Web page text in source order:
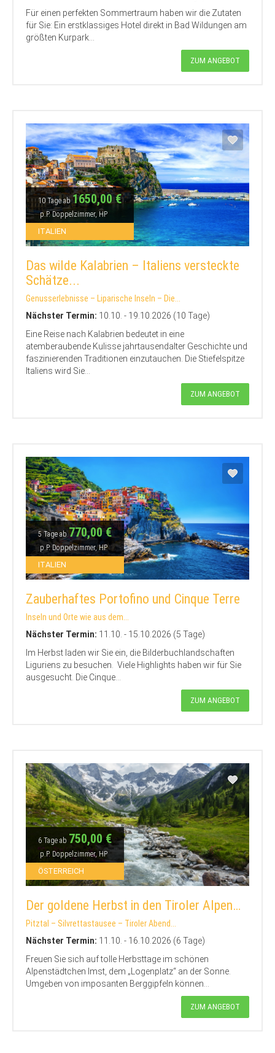
Für einen perfekten Sommertraum haben wir die Zutaten
für Sie: Ein erstklassiges Hotel direkt in Bad Wildungen am
größten Kurpark...
ZUM ANGEBOT
10 Tage ab1650,00 €
p.P. Doppelzimmer, HP
ITALIEN
Das wilde Kalabrien – Italiens versteckte
Schätze...
Genusserlebnisse – Liparische Inseln – Die...
Nächster Termin: 10.10. - 19.10.2026 (10 Tage)
Eine Reise nach Kalabrien bedeutet in eine
atemberaubende Kulisse jahrtausendalter Geschichte und
faszinierenden Traditionen einzutauchen. Die Stiefelspitze
Italiens wird Sie...
ZUM ANGEBOT
5 Tage ab770,00 €
p.P. Doppelzimmer, HP
ITALIEN
Zauberhaftes Portofino und Cinque Terre
Inseln und Orte wie aus dem...
Nächster Termin: 11.10. - 15.10.2026 (5 Tage)
Im Herbst laden wir Sie ein, die Bilderbuchlandschaften
Liguriens zu besuchen. Viele Highlights haben wir für Sie
ausgesucht. Die Cinque...
ZUM ANGEBOT
6 Tage ab 750,00 €
p.P. Doppelzimmer, HP
ÖSTERREICH
Der goldene Herbst in den Tiroler Alpen…
Pitztal – Silvrettastausee – Tiroler Abend...
Nächster Termin: 11.10. - 16.10.2026 (6 Tage)
Freuen Sie sich auf tolle Herbsttage im schönen
Alpenstädtchen Imst, dem „Logenplatz“ an der Sonne.
Umgeben von imposanten Berggipfeln können...
ZUM ANGEBOT